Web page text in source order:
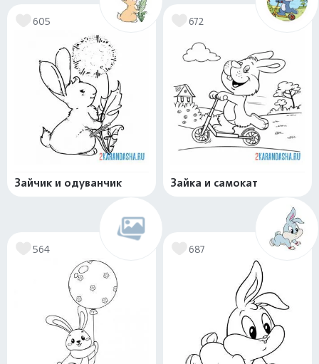
605
Зайчик и одуванчик
672
Зайка и самокат
564 687